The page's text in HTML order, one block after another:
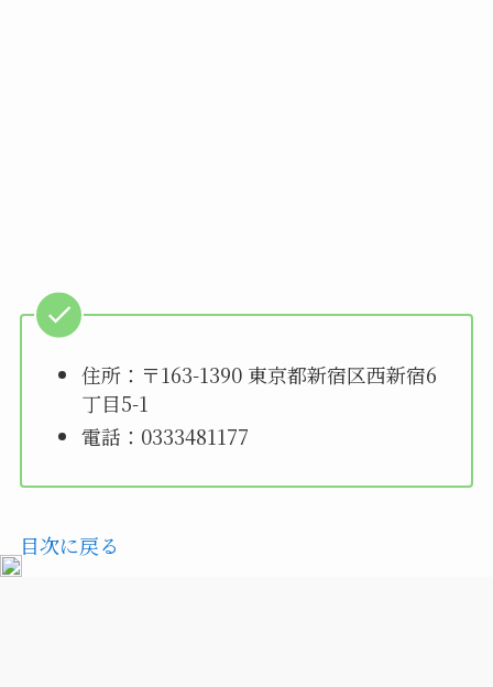
住所：〒163-1390 東京都新宿区西新宿6
丁目5-1
電話：0333481177
目次に戻る